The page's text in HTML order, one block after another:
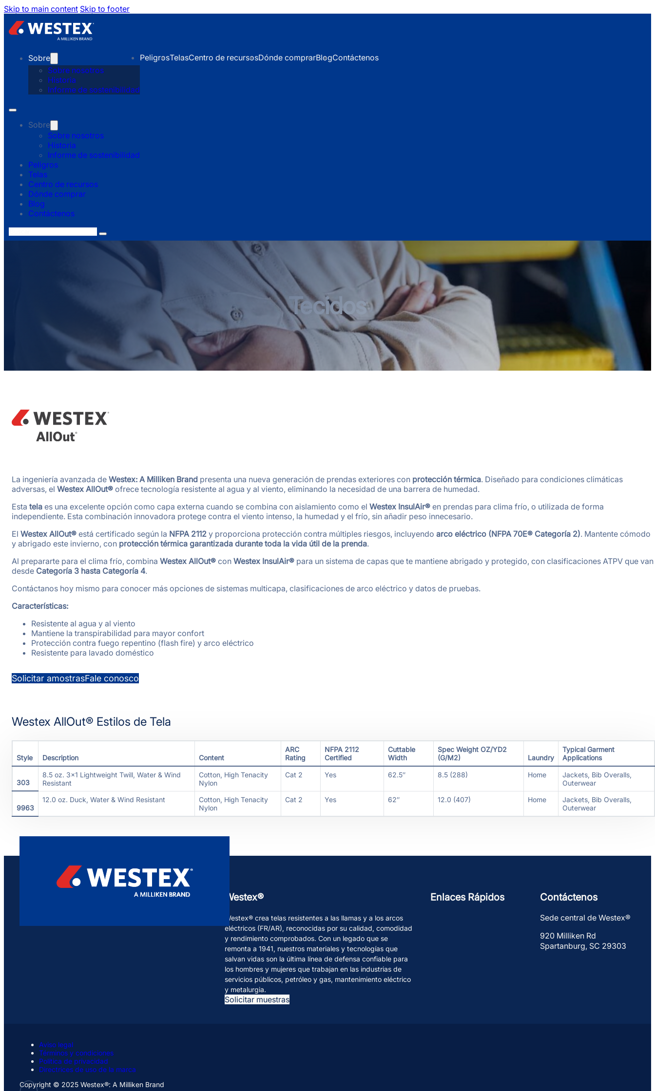
Skip to main content Skip to footer
Sobre
Sobre nosotros
Historia
Informe de sostenibilidad
PeligrosTelasCentro de recursosDónde comprarBlogContáctenos
Sobre
Sobre nosotros
Historia
Informe de sostenibilidad
Peligros
Telas
Centro de recursos
Dónde comprar
Blog
Contáctenos
Search
Tecidos
La ingeniería avanzada de Westex: A Milliken Brand presenta una nueva generación de prendas exteriores con protección térmica. Diseñado para condiciones climáticas
adversas, el Westex AllOut® ofrece tecnología resistente al agua y al viento, eliminando la necesidad de una barrera de humedad.
Esta tela es una excelente opción como capa externa cuando se combina con aislamiento como el Westex InsulAir® en prendas para clima frío, o utilizada de forma
independiente. Esta combinación innovadora protege contra el viento intenso, la humedad y el frío, sin añadir peso innecesario.
El Westex AllOut® está certificado según la NFPA 2112 y proporciona protección contra múltiples riesgos, incluyendo arco eléctrico (NFPA 70E® Categoría 2). Mantente cómodo
y abrigado este invierno, con protección térmica garantizada durante toda la vida útil de la prenda.
Al prepararte para el clima frío, combina Westex AllOut® con Westex InsulAir® para un sistema de capas que te mantiene abrigado y protegido, con clasificaciones ATPV que van
desde Categoría 3 hasta Categoría 4.
Contáctanos hoy mismo para conocer más opciones de sistemas multicapa, clasificaciones de arco eléctrico y datos de pruebas.
Características:
Resistente al agua y al viento
Mantiene la transpirabilidad para mayor confort
Protección contra fuego repentino (flash fire) y arco eléctrico
Resistente para lavado doméstico
Solicitar amostrasFale conosco
Westex AllOut® Estilos de Tela
Style Description Content
ARC
Rating
NFPA 2112
Certified
Cuttable
Width
Spec Weight OZ/YD2
(G/M2)
Laundry
Typical Garment
Applications
303
8.5 oz. 3×1 Lightweight Twill, Water & Wind
Resistant
Cotton, High Tenacity
Nylon
Cat 2 Yes 62.5″ 8.5 (288) Home
Jackets, Bib Overalls,
Outerwear
9963
12.0 oz. Duck, Water & Wind Resistant
Cotton, High Tenacity
Nylon
Cat 2 Yes 62″ 12.0 (407) Home
Jackets, Bib Overalls,
Outerwear
Westex®
Westex® crea telas resistentes a las llamas y a los arcos
eléctricos (FR/AR), reconocidas por su calidad, comodidad
y rendimiento comprobados. Con un legado que se
remonta a 1941, nuestros materiales y tecnologías que
salvan vidas son la última línea de defensa confiable para
los hombres y mujeres que trabajan en las industrias de
servicios públicos, petróleo y gas, mantenimiento eléctrico
y metalurgia.
Solicitar muestras
Enlaces Rápidos Contáctenos
Sede central de Westex®
920 Milliken Rd
Spartanburg, SC 29303
Aviso legal
Términos y condiciones
Política de privacidad
Directrices de uso de la marca
Copyright © 2025 Westex®: A Milliken Brand